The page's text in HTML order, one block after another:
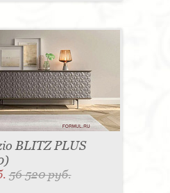
BLITZ PLUS
56 520 руб.